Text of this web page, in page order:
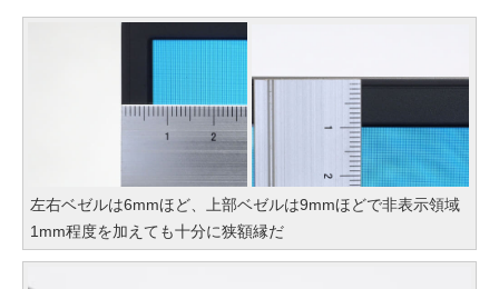
左右ベゼルは6mmほど、上部ベゼルは9mmほどで非表示領域
1mm程度を加えても十分に狭額縁だ